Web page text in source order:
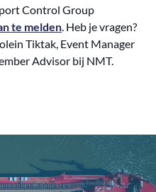
Control Group
te melden. Heb je vragen?
Tiktak, Event Manager
Advisor bij NMT.